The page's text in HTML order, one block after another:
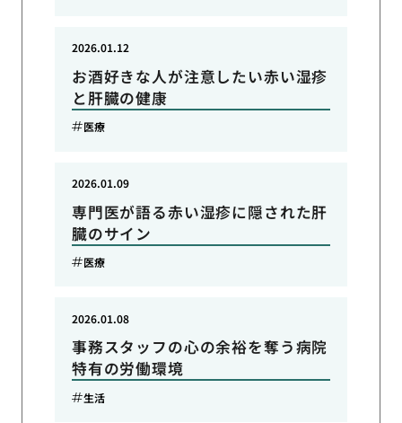
お酒好きな人が注意したい赤い湿疹
と肝臓の健康
2026.01.12
医療
専門医が語る赤い湿疹に隠された肝
臓のサイン
2026.01.09
医療
事務スタッフの心の余裕を奪う病院
特有の労働環境
2026.01.08
生活